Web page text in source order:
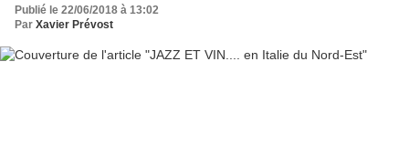
Publié le 22/06/2018 à 13:02
Par Xavier Prévost